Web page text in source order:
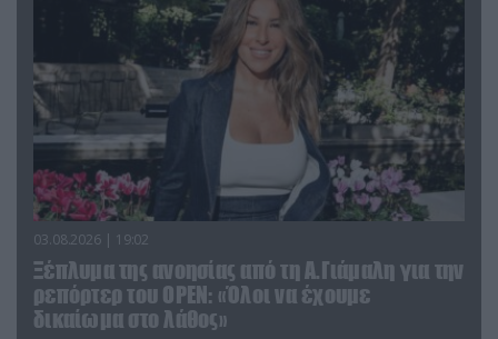
03.08.2026 | 19:02
Ξέπλυμα της ανοησίας από τη Α.Γιάμαλη για την
ρεπόρτερ του ΟΡΕΝ: «Όλοι να έχουμε
δικαίωμα στο λάθος»